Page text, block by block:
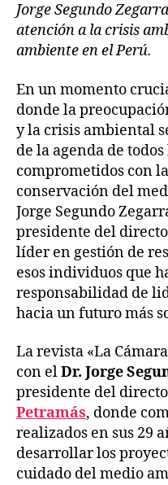
Jorge Segundo
atención a la crisis
ambiente en el Perú.
En un momento
donde la
y la crisis ambiental
de la agenda de
comprometidos con
conservación del
Jorge Segundo
presidente del
líder en gestión de
esos individuos que
responsabilidad de
hacia un futuro más
La revista «La
con elDr. Jorge
presidente del
Petramás, donde
realizados en sus 29
desarrollar los
cuidado del medio